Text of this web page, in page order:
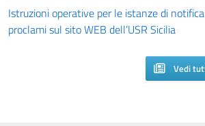
Istruzioni operative per le istanze di
proclami sul sito WEB dell’USR Sicilia
Vedi